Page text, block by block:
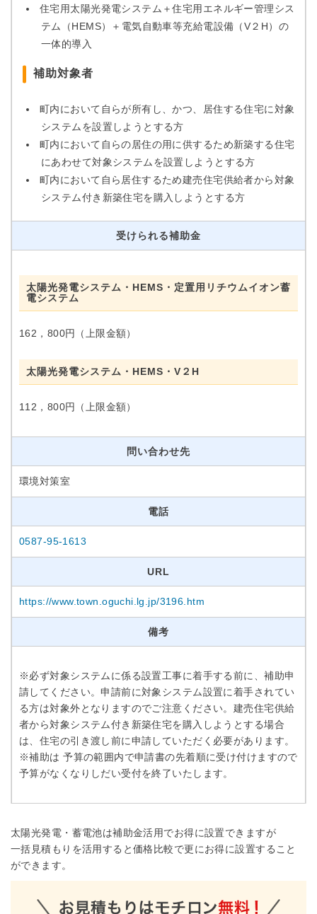
住宅用太陽光発電システム＋住宅用エネルギー管理シス
テム（HEMS）＋電気自動車等充給電設備（V２H）の
一体的導入
補助対象者
町内において自らが所有し、かつ、居住する住宅に対象
システムを設置しようとする方
町内において自らの居住の用に供するため新築する住宅
にあわせて対象システムを設置しようとする方
町内において自ら居住するため建売住宅供給者から対象
システム付き新築住宅を購入しようとする方
受けられる補助金
太陽光発電システム・HEMS・定置用リチウムイオン蓄
電システム
162，800円（上限金額）
太陽光発電システム・HEMS・V２H
112，800円（上限金額）
問い合わせ先
環境対策室
電話
0587-95-1613
URL
https://www.town.oguchi.lg.jp/3196.htm
備考
※必ず対象システムに係る設置工事に着手する前に、補助申
請してください。申請前に対象システム設置に着手されてい
る方は対象外となりますのでご注意ください。建売住宅供給
者から対象システム付き新築住宅を購入しようとする場合
は、住宅の引き渡し前に申請していただく必要があります。
※補助は 予算の範囲内で申請書の先着順に受け付けますので
予算がなくなりしだい受付を終了いたします。
太陽光発電・蓄電池は補助金活用でお得に設置できますが
一括見積もりを活用すると価格比較で更にお得に設置すること
ができます。